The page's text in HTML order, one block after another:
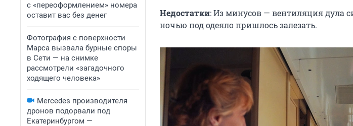
с «переоформлением» номера
оставит вас без денег
Фотография с поверхности
Марса вызвала бурные споры
в Сети — на снимке
рассмотрели «загадочного
ходящего человека»
Mercedes производителя
дронов подорвали под
Екатеринбургом —
Недостатки: Из минусов — вентиляция дула
ночью под одеяло пришлось залезать.